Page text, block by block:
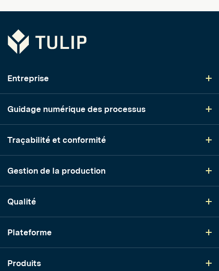
Tulip
Entreprise
Guidage numérique des processus
Traçabilité et conformité
Gestion de la production
Qualité
Plateforme
Produits